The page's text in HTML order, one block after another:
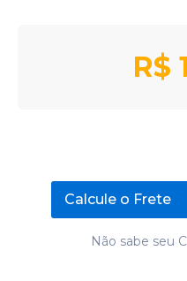
R$
Calcule o Frete
Não sabe seu